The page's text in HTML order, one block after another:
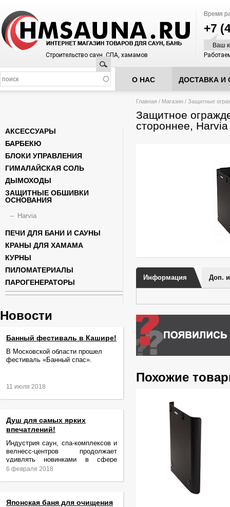
Время
+7
Ваш
Строительство саун, СПА, хамамов
Поиск
О НАС ДОСТАВКА И
Вы здесь
Главная / Магазин / Защитные
Защитное
стороннее,
Информация Доп.
Похожие
АКСЕССУАРЫ
БАРБЕКЮ
БЛОКИ УПРАВЛЕНИЯ
ГИМАЛАЙСКАЯ СОЛЬ
ДЫМОХОДЫ
ЗАЩИТНЫЕ ОБШИВКИ
ОСНОВАНИЯ
Harvia
ПЕЧИ ДЛЯ БАНИ И САУНЫ
КРАНЫ ДЛЯ ХАМАМА
КУРНЫ
ПИЛОМАТЕРИАЛЫ
ПАРОГЕНЕРАТОРЫ
Новости
Банный фестиваль в Кашире!
В Московской области прошел
фестиваль «Банный спас».
11 июля 2018
Душ для самых ярких
впечатлений!
Индустрия саун, спа-комплексов и
велнесс-центров продолжает
удивлять новинками в сфере
релаксации и ухода за телом.
6 февраля 2018
Японская баня для очищения